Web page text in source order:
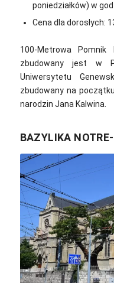
poniedziałków) w
Cena dla dorosłych:
100-Metrowa
zbudowany jest w
Uniwersytetu
zbudowany na
narodzin Jana Kalwina.
BAZYLIKA